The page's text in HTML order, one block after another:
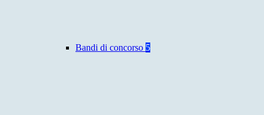
Bandi di concorso 5